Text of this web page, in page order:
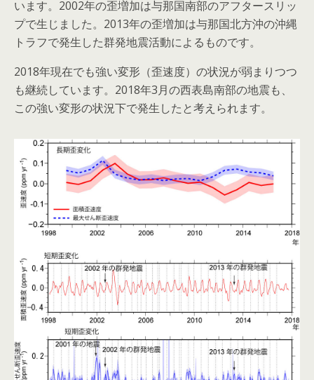
います。2002年の歪増加は与那国南部のアフタースリッ
プで生じました。2013年の歪増加は与那国北方沖の沖縄
トラフで発生した群発地震活動によるものです。
2018年現在でも強い変形（歪速度）の状況が弱まりつつ
も継続しています。2018年3月の西表島南部の地震も、
この強い変形の状況下で発生したと考えられます。